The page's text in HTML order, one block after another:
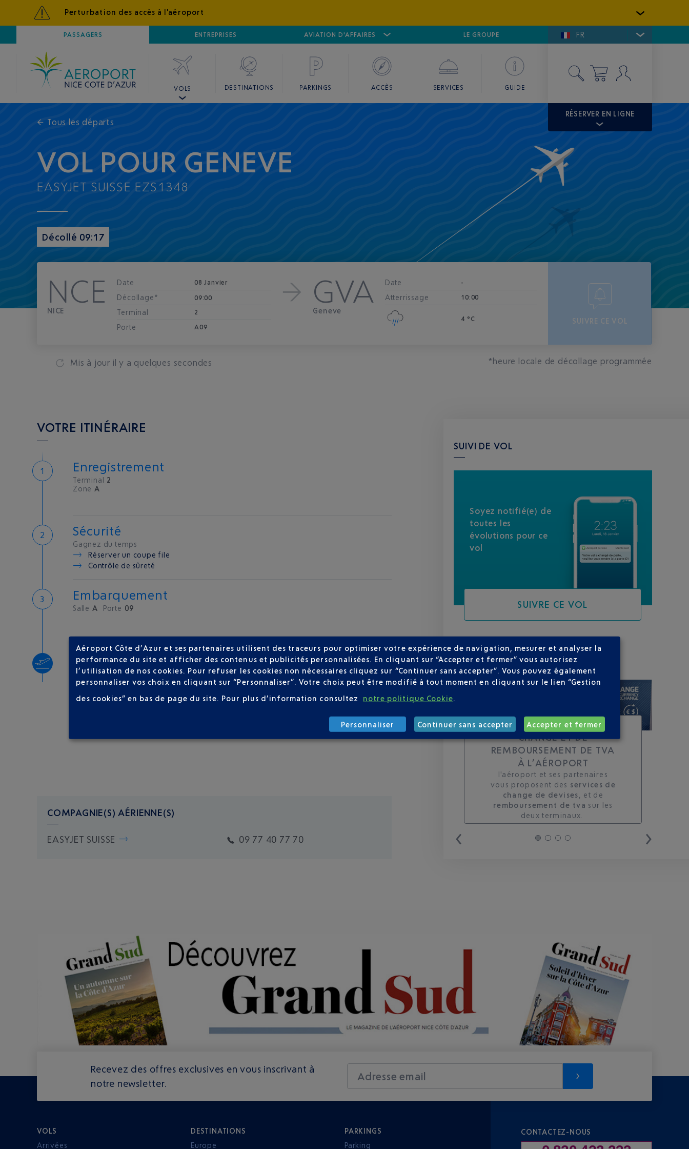
Perturbation des accès à l'aéroport
PASSAGERS ENTREPRISES AVIATION D'AFFAIRES
AÉROPORTNICE CÔTE D'AZUR AÉROPORT CANNES MANDELIEU GOLFE DE SAINT-TROPEZ
LE GROUPE FR
VOLS DESTINATIONS PARKINGS ACCÈS SERVICES GUIDE
RÉSERVER EN LIGNE
← Tous les départs
VOL POUR GENEVE
EASYJET SUISSE EZS1348
Décollé 09:17
NCE
NICE
Date 08 Janvier
Décollage* 09:00
Terminal 2
Porte A09
GVA
Geneve
Date -
Atterrissage 10:00
4 °C SUIVRE CE VOL
Mis à jour il y a quelques secondes *heure locale de décollage programmée
VOTRE ITINÉRAIRE
Enregistrement
Terminal 2
Zone A
Sécurité
Gagnez du temps
Réserver un coupe file
Contrôle de sûreté
Embarquement
Salle A Porte 09
Décollage
Type d'appareil : A320
COMPAGNIE(S) AÉRIENNE(S)
EASYJET SUISSE 09 77 40 77 70
SUIVI DE VOL
Soyez notifié(e) de
toutes les
évolutions pour ce
vol
SUIVRE CE VOL
SUR VOTRE PARCOURS
TOUS LES SERVICES DE
CHANGE ET DE
REMBOURSEMENT DE TVA
À L’AÉROPORT
l'aéroport et ses partenaires
vous proposent des services de
change de devises , et de
remboursement de tva sur les
deux terminaux. ​
Recevez des offres exclusives en vous inscrivant à
notre newsletter.
Adresse email
VOLS
Arrivées
DESTINATIONS
Europe
PARKINGS
Parking
CONTACTEZ-NOUS
Aéroport Côte d’Azur et ses partenaires utilisent des traceurs pour optimiser votre expérience de navigation, mesurer et analyser la
performance du site et afficher des contenus et publicités personnalisées. En cliquant sur “Accepter et fermer” vous autorisez
l’utilisation de nos cookies. Pour refuser les cookies non nécessaires cliquez sur “Continuer sans accepter”. Vous pouvez également
personnaliser vos choix en cliquant sur “Personnaliser”. Votre choix peut être modifié à tout moment en cliquant sur le lien “Gestion
des cookies” en bas de page du site. Pour plus d’information consultez notre politique Cookie.
Personnaliser Continuer sans accepter Accepter et fermer